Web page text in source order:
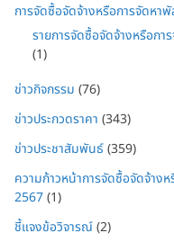
การจัดซื้อจัดจ้างหรือการจัดหา
รายการจัดซื้อจัดจ้างหรือก
(1)
ข่าวกิจกรรม (76)
ข่าวประกวดราคา (343)
ข่าวประชาสัมพันธ์(359)
ความก้าวหน้าการจัดซื้อจัดจ้าง
2567(1)
ชี้แจงข้อวิจารณ์(2)